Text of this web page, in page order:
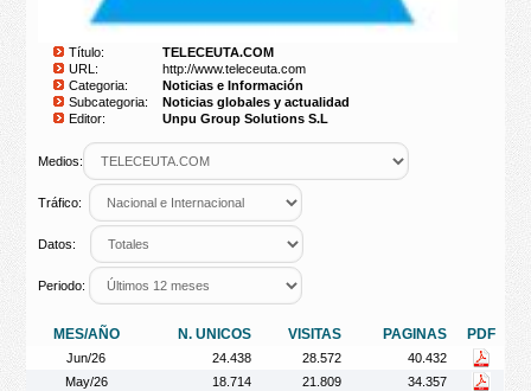
Título:
TELECEUTA.COM
URL:
http://www.teleceuta.com
Categoria:
Noticias e Información
Subcategoria:
Noticias globales y actualidad
Editor:
Unpu Group Solutions S.L
Medios:
Tráfico:
Datos:
Periodo:
MES/AÑO N. UNICOS VISITAS PAGINAS PDF
Jun/26 24.438 28.572
40.432
May/26
18.714 21.809
34.357